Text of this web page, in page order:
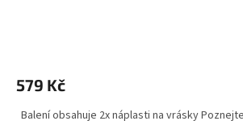
579 Kč
Balení obsahuje 2x náplasti na vrásky